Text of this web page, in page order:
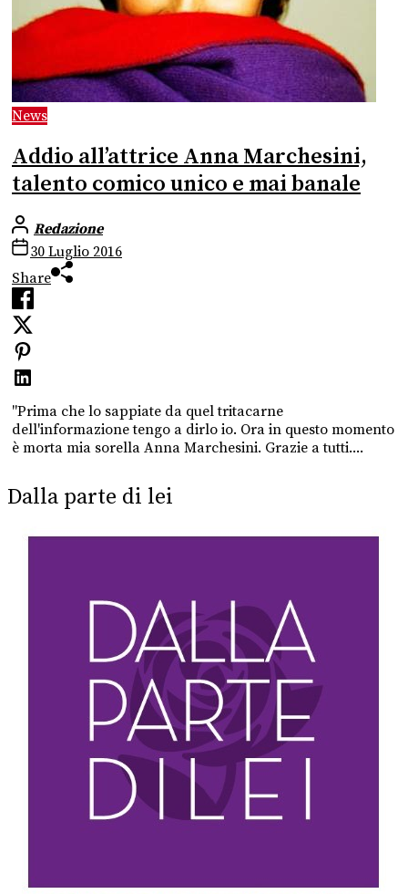
News
Addio all’attrice Anna Marchesini,
talento comico unico e mai banale
Redazione
30 Luglio 2016
Share
"Prima che lo sappiate da quel tritacarne
dell'informazione tengo a dirlo io. Ora in questo momento
è morta mia sorella Anna Marchesini. Grazie a tutti....
Dalla parte di lei